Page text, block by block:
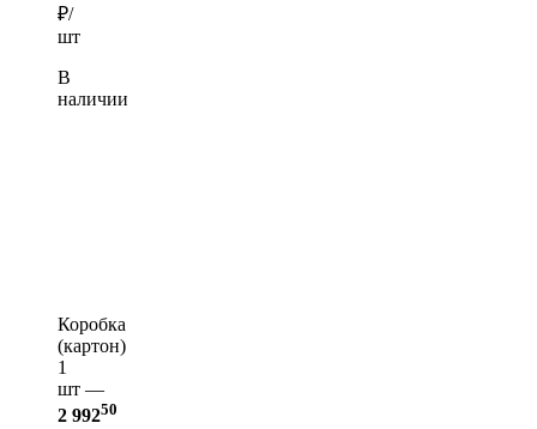
₽/
шт
В
наличии
Коробка
(картон)
1
шт —
2 99250